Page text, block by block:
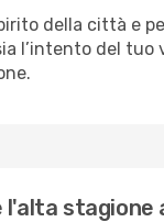
della città e
l’intento del
stagione